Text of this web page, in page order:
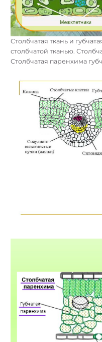
Столбчатая ткань и
столбчатой тканью.
Столбчатая паренхима
Найти: